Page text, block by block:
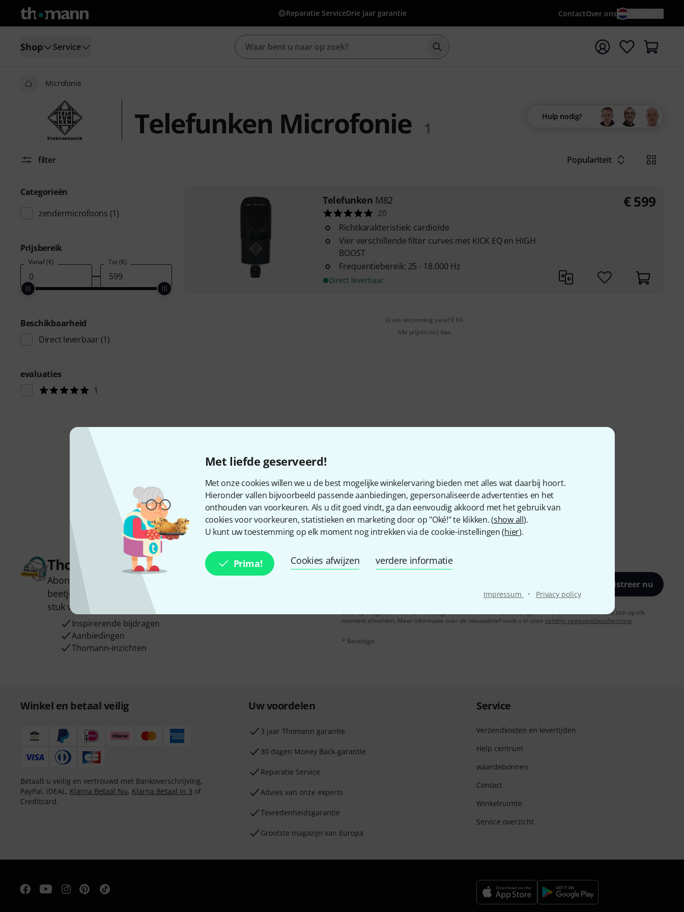
Met liefde geserveerd!
Met onze cookies willen we u de best mogelijke winkelervaring bieden met alles wat daarbij hoort.
Hieronder vallen bijvoorbeeld passende aanbiedingen, gepersonaliseerde advertenties en het
onthouden van voorkeuren. Als u dit goed vindt, ga dan eenvoudig akkoord met het gebruik van
cookies voor voorkeuren, statistieken en marketing door op "Oké!" te klikken. (show all).
U kunt uw toestemming op elk moment nog intrekken via de cookie-instellingen (hier).
Prima! Cookies afwijzen verdere informatie
Impressum · Privacy policy
Reparatie ServiceDrie jaar garantie ContactOver ons
Shop Service Zoek met zoekterm {searchTerm}
Microfonie
Telefunken Microfonie 1
Hulp nodig?
filter Populariteit
Categorieën
zendermicrofoons (1)
Prijsbereik
Vanaf (€) Tot (€)
Beschikbaarheid
Direct leverbaar (1)
evaluaties
1
Telefunken M82
20
Richtkarakteristiek: cardioïde
Vier verschillende filter curves met KICK EQ en HIGH
BOOST
Frequentiebereik: 25 - 18.000 Hz
Direct leverbaar
€599
Gratis verzending vanaf € 69
Alle prijzen incl. btw
Bevalt het wat u ziet?
Delen Hulp & Feedback
Thomann nieuwsbrief
Abonneer u op de Thomann-nieuwsbrief in het Engels en met een
beetje geluk kunt u een van
stuk winnen!
Inspirerende bijdragen
Aanbiedingen
Thomann-inzichten
Registreer nu
Door op "Registreer nu" te klikken, gaat u akkoord met het ontvangen van e-mailreclame. U kunt zich op elk
moment afmelden. Meer informatie over de nieuwsbrief vindt u in onze richtlijn gegevensbescherming.
* Benodigd
Winkel en betaal veilig
Betaalt u veilig en vertrouwd met Bankoverschrijving,
PayPal, iDEAL, Klarna Betaal Nu, Klarna Betaal in 3 of
Creditcard.
Uw voordelen
3 jaar Thomann garantie
30 dagen Money Back-garantie
Reparatie Service
Advies van onze experts
Tevredenheidsgarantie
Grootste magazijn van Europa
Service
Verzendkosten en levertijden
Help centrum
waardebonnen
Contact
Winkelruimte
Service overzicht